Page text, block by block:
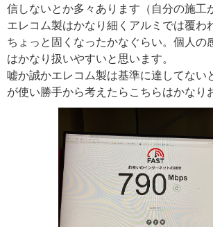
信しないとか多々あります（自分の施工
エレコム製はかなり細くアルミでは覆わ
ちょっと固くなったかなぐらい。個人の
はかなり扱いやすいと思います。
嘘か誠かエレコム製は基準に達してない
が使い勝手から考えたらこちらはかなり